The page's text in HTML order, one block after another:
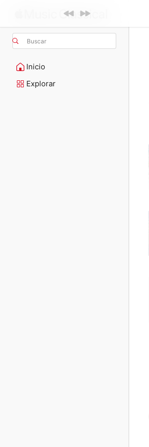
Buscar
Inicio
Explorar